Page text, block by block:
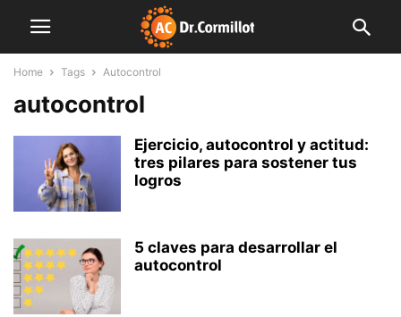
Home Tags Autocontrol
autocontrol
Ejercicio, autocontrol y actitud:
tres pilares para sostener tus
logros
5 claves para desarrollar el
autocontrol